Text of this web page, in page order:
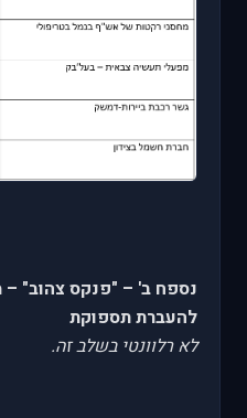
נספח ב' – "פנקס צהוב" –
להעברת תספוקת
לא רלוונטי בשלב זה.